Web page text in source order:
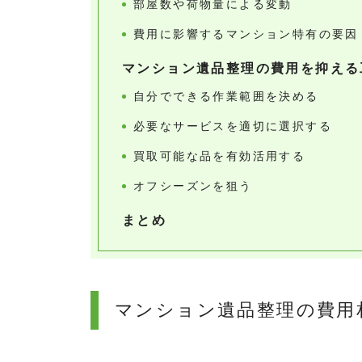
部屋数や荷物量による変動
費用に影響するマンション特有の要因
マンション遺品整理の費用を抑える
自分でできる作業範囲を決める
必要なサービスを適切に選択する
買取可能な品を有効活用する
オフシーズンを狙う
まとめ
マンション遺品整理の費用